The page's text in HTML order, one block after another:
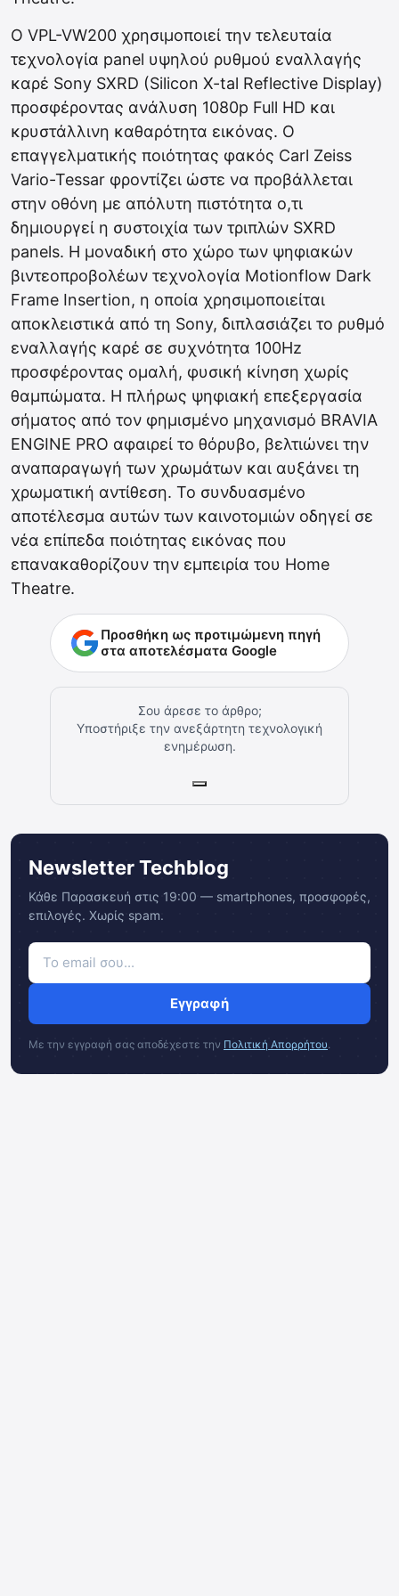
Ο VPL-VW200 χρησιμοποιεί την τελευταία
τεχνολογία panel υψηλού ρυθμού εναλλαγής
καρέ Sony SXRD (Silicon X-tal Reflective Display)
προσφέροντας ανάλυση 1080p Full HD και
κρυστάλλινη καθαρότητα εικόνας. Ο
επαγγελματικής ποιότητας φακός Carl Zeiss
Vario-Tessar φροντίζει ώστε να προβάλλεται
στην οθόνη με απόλυτη πιστότητα ο,τι
δημιουργεί η συστοιχία των τριπλών SXRD
panels. Η μοναδική στο χώρο των ψηφιακών
βιντεοπροβολέων τεχνολογία Motionflow Dark
Frame Insertion, η οποία χρησιμοποιείται
αποκλειστικά από τη Sony, διπλασιάζει το ρυθμό
εναλλαγής καρέ σε συχνότητα 100Hz
προσφέροντας ομαλή, φυσική κίνηση χωρίς
θαμπώματα. Η πλήρως ψηφιακή επεξεργασία
σήματος από τον φημισμένο μηχανισμό BRAVIA
ENGINE PRO αφαιρεί το θόρυβο, βελτιώνει την
αναπαραγωγή των χρωμάτων και αυξάνει τη
χρωματική αντίθεση. Το συνδυασμένο
αποτέλεσμα αυτών των καινοτομιών οδηγεί σε
νέα επίπεδα ποιότητας εικόνας που
επανακαθορίζουν την εμπειρία του Home
Theatre.
Προσθήκη ως προτιμώμενη πηγή
στα αποτελέσματα Google
Σου άρεσε το άρθρο;
Υποστήριξε την ανεξάρτητη τεχνολογική
ενημέρωση.
Newsletter Techblog
Κάθε Παρασκευή στις 19:00 — smartphones, προσφορές,
επιλογές. Χωρίς spam.
Εγγραφή
Με την εγγραφή σας αποδέχεστε την Πολιτική Απορρήτου.